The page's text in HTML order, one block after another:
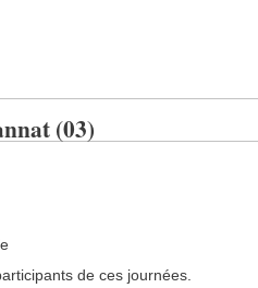
(03)
de ces journées.